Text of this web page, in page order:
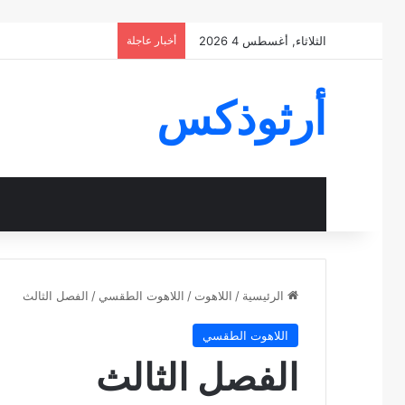
الثلاثاء, أغسطس 4 2026 أخبار عاجلة
أرثوذكس
الرئيسية / اللاهوت / اللاهوت الطقسي / الفصل الثالث
اللاهوت الطقسي
الفصل الثالث